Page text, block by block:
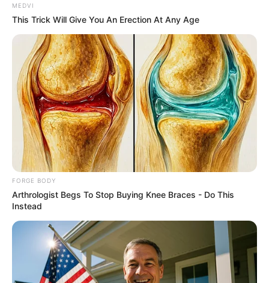
Surgeons: This Simple Method Ends Joint Pain &
Arthritis! Try It!
FORGE BODY
Colorado Elk's Surprising Response After Being
Freed From Tire
BUZZ DAY
MEDVI
This Trick Will Give You An Erection At Any Age
FORGE BODY
Arthrologist Begs To Stop Buying Knee Braces - Do This
Instead